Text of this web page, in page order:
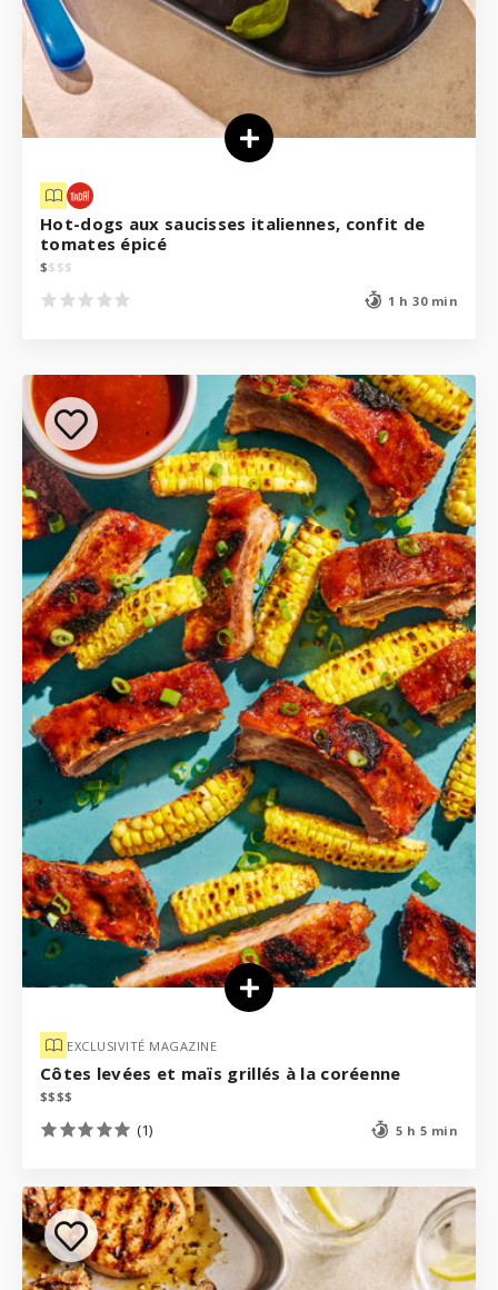
Hot-dogs aux saucisses italiennes, confit de
tomates épicé
$$ $$
1 h 30 min
EXCLUSIVITÉ MAGAZINE
Côtes levées et maïs grillés à la coréenne
$$$$
(1) 5 h 5 min